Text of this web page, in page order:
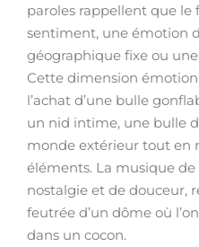
paroles rappellent que le
sentiment, une émotion
géographique fixe ou
Cette dimension
l’achat d’une bulle
un nid intime, une bulle
monde extérieur tout en
éléments. La musique
nostalgie et de douceur,
feutrée d’un dôme où
dans un cocon.